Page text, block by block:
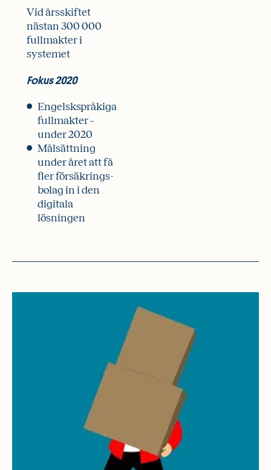
Vid årsskiftet
nästan 300 000
fullmakter i
systemet
Fokus 2020
Engelskspråkiga
fullmakter –
under 2020
Målsättning
under året att få
fler försäkrings­
bolag in i den
digitala
lösningen